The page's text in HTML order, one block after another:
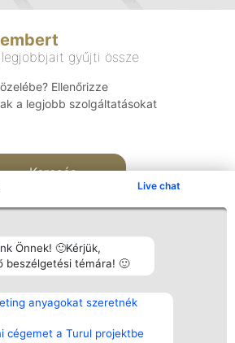
Live chat
Önnek! 🙂Kérjük,
beszélgetési témára! 🙂
anyagokat szeretnék
cégemet a Turul projektbe
gyűjti össze
Ellenőrizze
a legjobb szolgáltatásokat
Keresés
Népszavazás
Nyertesek
listája
Elérhetőség
Elérhetőség